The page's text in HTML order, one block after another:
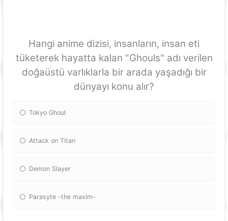
Hangi anime dizisi, insanların, insan eti
tüketerek hayatta kalan "Ghouls" adı verilen
doğaüstü varlıklarla bir arada yaşadığı bir
dünyayı konu alır?
Tokyo Ghoul
Attack on Titan
Demon Slayer
Parasyte -the maxim-